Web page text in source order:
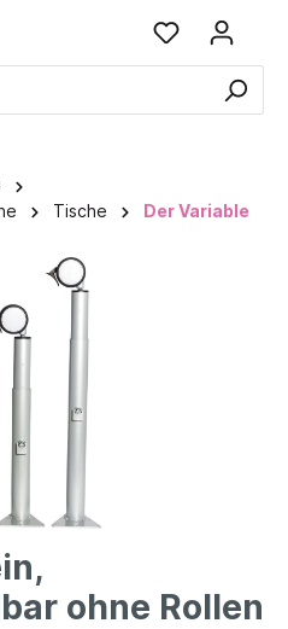
Tische Der Variable
ohne Rollen